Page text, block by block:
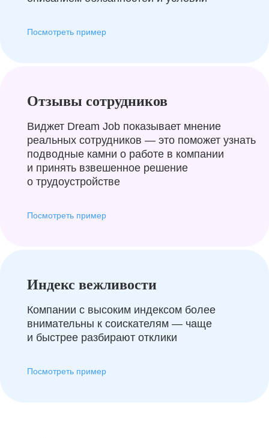
Посмотреть пример
Отзывы сотрудников
Виджет Dream Job показывает мнение
реальных сотрудников — это поможет узнать
подводные камни о работе в компании
и принять взвешенное решение
о трудоустройстве
Посмотреть пример
Индекс вежливости
Компании с высоким индексом более
внимательны к соискателям — чаще
и быстрее разбирают отклики
Посмотреть пример